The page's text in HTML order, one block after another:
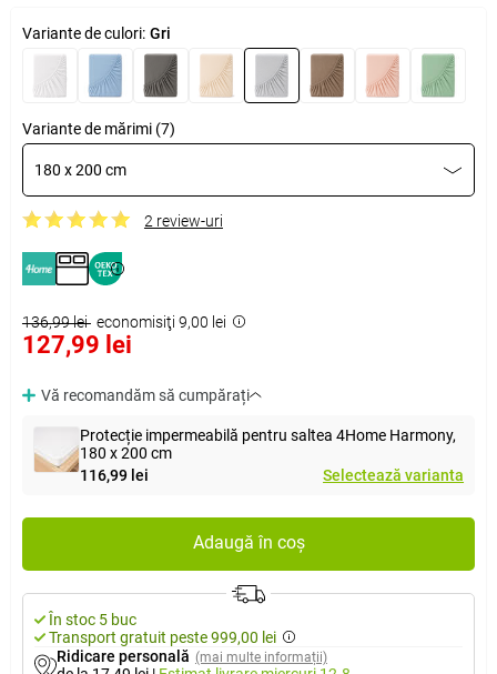
Variante de culori: Gri
Variante de mărimi (7)
180 x 200 cm
2 review-uri
136,99 lei economisiţi 9,00 lei
127,99 lei
Vă recomandăm să cumpărați
Protecție impermeabilă pentru saltea 4Home Harmony,
180 x 200 cm
116,99 lei
Selectează varianta
Adaugă în coș
În stoc 5 buc
Transport gratuit peste 999,00 lei
Ridicare personală (mai multe informații)